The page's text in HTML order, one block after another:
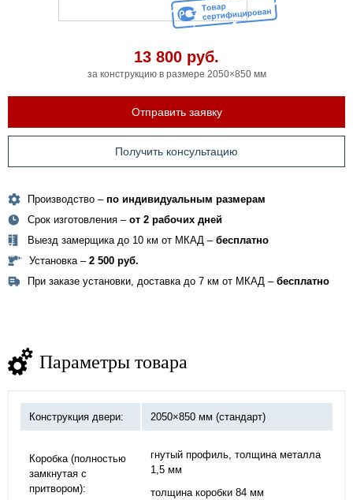
13 800 руб.
за конструкцию в размере 2050×850 мм
Отправить заявку
Получить консультацию
Производство – по индивидуальным размерам
Срок изготовления – от 2 рабочих дней
Выезд замерщика до 10 км от МКАД – бесплатно
Установка – 2 500 руб.
При заказе установки, доставка до 7 км от МКАД – бесплатно
Параметры товара
Конструкция двери: 2050×850 мм (стандарт)
Коробка (полностью
замкнутая с
притвором):
гнутый профиль, толщина металла
1,5 мм
толщина коробки 84 мм